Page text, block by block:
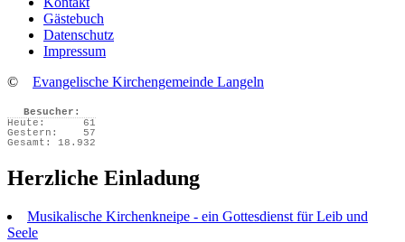
Gästebuch
Datenschutz
Impressum
© Evangelische Kirchengemeinde Langeln
Besucher:
Heute:
61
Gestern:
57
Gesamt:
18.932
Herzliche Einladung
Musikalische Kirchenkneipe - ein Gottesdienst für Leib und
Seele